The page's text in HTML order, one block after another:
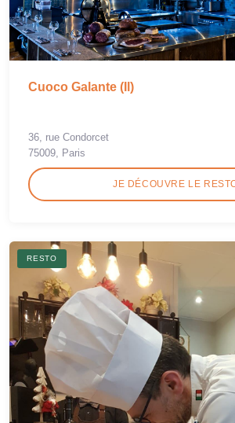
Cuoco Galante (Il)
36, rue Condorcet
75009, Paris
JE DÉCOUVRE LE
RESTO